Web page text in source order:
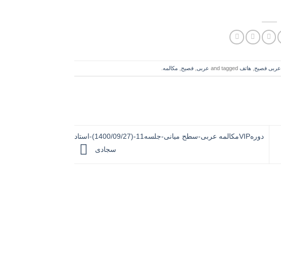
عربی فصیح هاتفand tagged عربی, فصیح مکالمه.
دورهVIPمکالمه عربی-سطح میانی-جلسه11-(1400/09/27)-استاد
سجادی